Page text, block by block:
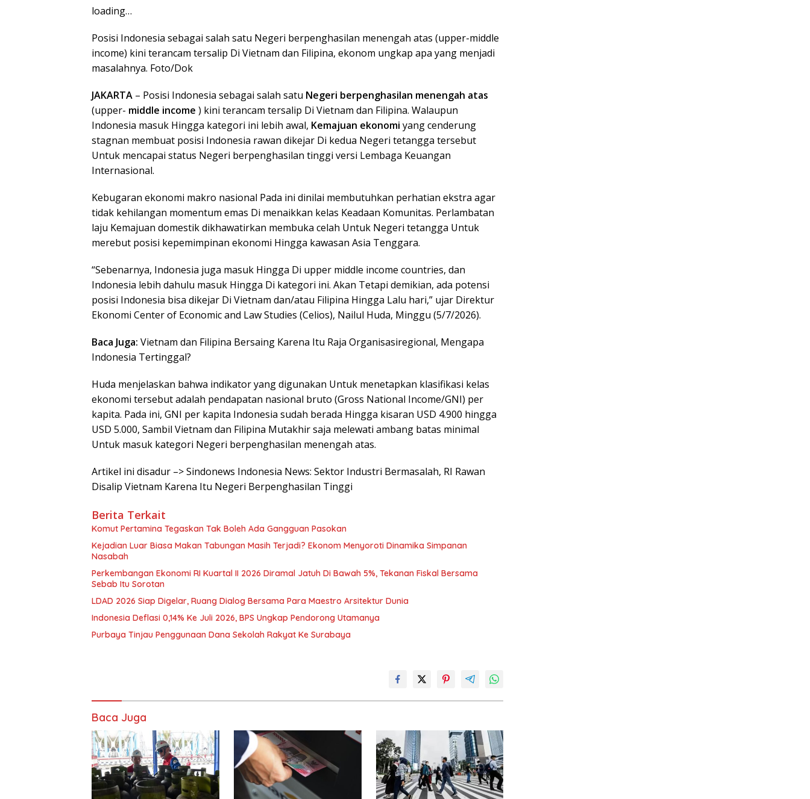
loading…
Posisi Indonesia sebagai salah satu Negeri berpenghasilan menengah atas (upper-middle
income) kini terancam tersalip Di Vietnam dan Filipina, ekonom ungkap apa yang menjadi
masalahnya. Foto/Dok
JAKARTA – Posisi Indonesia sebagai salah satu Negeri berpenghasilan menengah atas
(upper- middle income ) kini terancam tersalip Di Vietnam dan Filipina. Walaupun
Indonesia masuk Hingga kategori ini lebih awal, Kemajuan ekonomi yang cenderung
stagnan membuat posisi Indonesia rawan dikejar Di kedua Negeri tetangga tersebut
Untuk mencapai status Negeri berpenghasilan tinggi versi Lembaga Keuangan
Internasional.
Kebugaran ekonomi makro nasional Pada ini dinilai membutuhkan perhatian ekstra agar
tidak kehilangan momentum emas Di menaikkan kelas Keadaan Komunitas. Perlambatan
laju Kemajuan domestik dikhawatirkan membuka celah Untuk Negeri tetangga Untuk
merebut posisi kepemimpinan ekonomi Hingga kawasan Asia Tenggara.
“Sebenarnya, Indonesia juga masuk Hingga Di upper middle income countries, dan
Indonesia lebih dahulu masuk Hingga Di kategori ini. Akan Tetapi demikian, ada potensi
posisi Indonesia bisa dikejar Di Vietnam dan/atau Filipina Hingga Lalu hari,” ujar Direktur
Ekonomi Center of Economic and Law Studies (Celios), Nailul Huda, Minggu (5/7/2026).
Baca Juga: Vietnam dan Filipina Bersaing Karena Itu Raja Organisasiregional, Mengapa
Indonesia Tertinggal?
Huda menjelaskan bahwa indikator yang digunakan Untuk menetapkan klasifikasi kelas
ekonomi tersebut adalah pendapatan nasional bruto (Gross National Income/GNI) per
kapita. Pada ini, GNI per kapita Indonesia sudah berada Hingga kisaran USD 4.900 hingga
USD 5.000, Sambil Vietnam dan Filipina Mutakhir saja melewati ambang batas minimal
Untuk masuk kategori Negeri berpenghasilan menengah atas.
Artikel ini disadur –> Sindonews Indonesia News: Sektor Industri Bermasalah, RI Rawan
Disalip Vietnam Karena Itu Negeri Berpenghasilan Tinggi
Berita Terkait
Komut Pertamina Tegaskan Tak Boleh Ada Gangguan Pasokan
Kejadian Luar Biasa Makan Tabungan Masih Terjadi? Ekonom Menyoroti Dinamika Simpanan
Nasabah
Perkembangan Ekonomi RI Kuartal II 2026 Diramal Jatuh Di Bawah 5%, Tekanan Fiskal Bersama
Sebab Itu Sorotan
LDAD 2026 Siap Digelar, Ruang Dialog Bersama Para Maestro Arsitektur Dunia
Indonesia Deflasi 0,14% Ke Juli 2026, BPS Ungkap Pendorong Utamanya
Purbaya Tinjau Penggunaan Dana Sekolah Rakyat Ke Surabaya
Baca Juga